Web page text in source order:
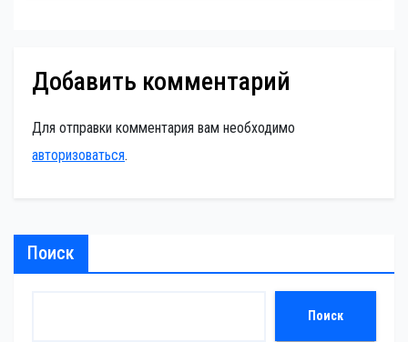
Добавить комментарий
Для отправки комментария вам необходимо
авторизоваться.
Поиск
Поиск